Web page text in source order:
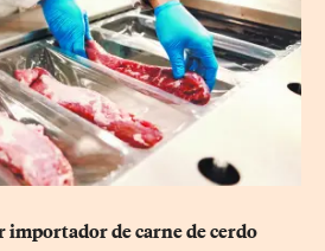
importador de carne de cerdo